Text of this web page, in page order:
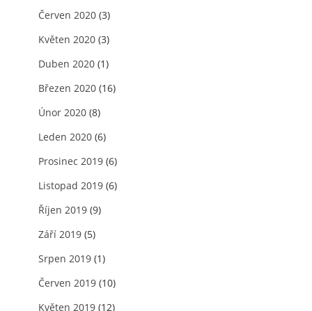
Červen 2020 (3)
Květen 2020 (3)
Duben 2020 (1)
Březen 2020 (16)
Únor 2020 (8)
Leden 2020 (6)
Prosinec 2019 (6)
Listopad 2019 (6)
Říjen 2019 (9)
Září 2019 (5)
Srpen 2019 (1)
Červen 2019 (10)
Květen 2019 (12)